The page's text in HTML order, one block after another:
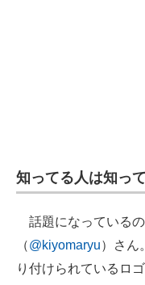
知ってる人は知っ
話題になっている
（@kiyomaryu）さん
り付けられているロ